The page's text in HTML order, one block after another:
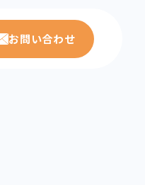
お問い合わせ